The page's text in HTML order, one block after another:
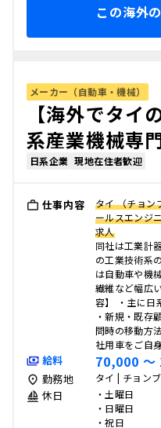
この海外
メーカー（自動車・機械）
【海外でタイ
系産業機械専
日系企業 現地在住者歓迎
仕事内容
タイ （チョン
ールスエンジ
求人
同社は工業計
の工業技術系
は自動車や機
繊維など幅広
容】 ・主に日
・新規・既
問時の移動方
社用車をご自
給料 70,000
勤務地 タイ | チョン
休日
・土曜日
・日曜日
・祝日